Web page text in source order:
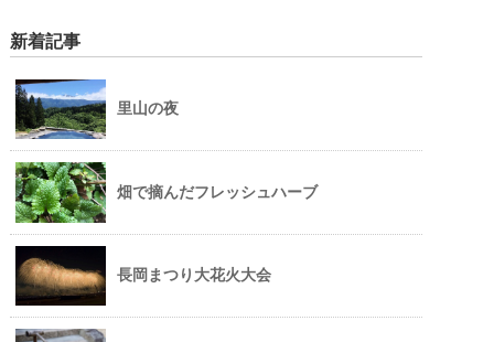
新着記事
里山の夜
畑で摘んだフレッシュハーブ
長岡まつり大花火大会